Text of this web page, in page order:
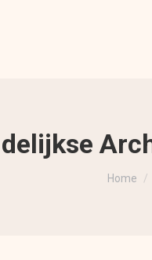
Je
Home